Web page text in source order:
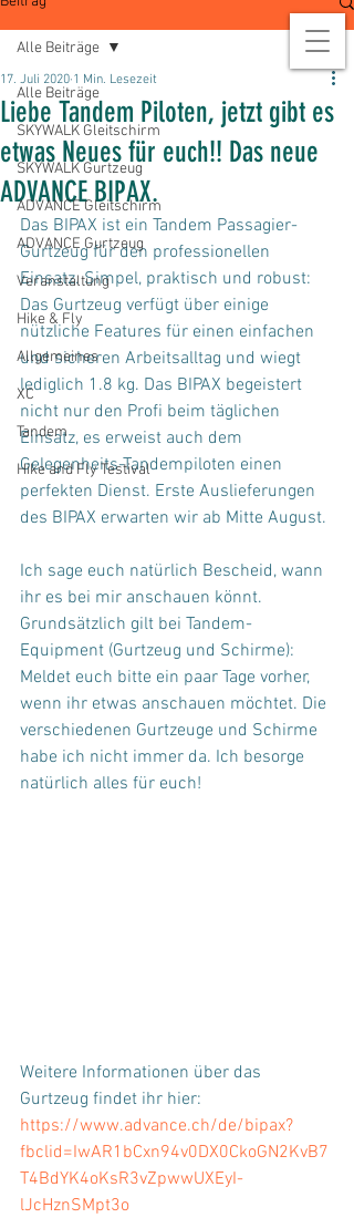
Alle Beiträge
SKYWALK Gleitschirm
SKYWALK Gurtzeug
ADVANCE Gleitschirm
ADVANCE Gurtzeug
Veranstaltung
Hike & Fly
Allgemeines
XC
Tandem
Hike and Fly Testival
Alle Beiträge
Liebe Tandem Piloten, jetzt gibt es
etwas Neues für euch!! Das neue
ADVANCE BIPAX.
17. Juli 2020 1 Min. Lesezeit
Das BIPAX ist ein Tandem Passagier-
Gurtzeug für den professionellen
Einsatz. Simpel, praktisch und robust:
Das Gurtzeug verfügt über einige
nützliche Features für einen einfachen
und sicheren Arbeitsalltag und wiegt
lediglich 1.8 kg. Das BIPAX begeistert
nicht nur den Profi beim täglichen
Einsatz, es erweist auch dem
Gelegenheits-Tandempiloten einen
perfekten Dienst. Erste Auslieferungen
des BIPAX erwarten wir ab Mitte August.
Ich sage euch natürlich Bescheid, wann
ihr es bei mir anschauen könnt.
Grundsätzlich gilt bei Tandem-
Equipment (Gurtzeug und Schirme):
Meldet euch bitte ein paar Tage vorher,
wenn ihr etwas anschauen möchtet. Die
verschiedenen Gurtzeuge und Schirme
habe ich nicht immer da. Ich besorge
natürlich alles für euch!
Weitere Informationen über das
Gurtzeug findet ihr hier:
https://www.advance.ch/de/bipax?
fbclid=IwAR1bCxn94v0DX0CkoGN2KvB7
T4BdYK4oKsR3vZpwwUXEyI-
lJcHznSMpt3o